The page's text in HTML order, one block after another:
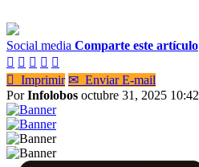
Social media Comparte este artículo
    
 Imprimir ✉ Enviar E-mail
PorInfolobos octubre 31, 2025 10:42